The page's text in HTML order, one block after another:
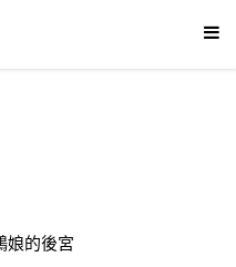
肥油太厚-鵝娘的後宮